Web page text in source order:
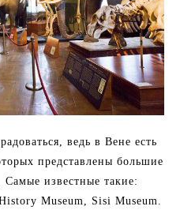
ведь в Вене есть
представлены большие
известные такие:
Museum, Sisi Museum.